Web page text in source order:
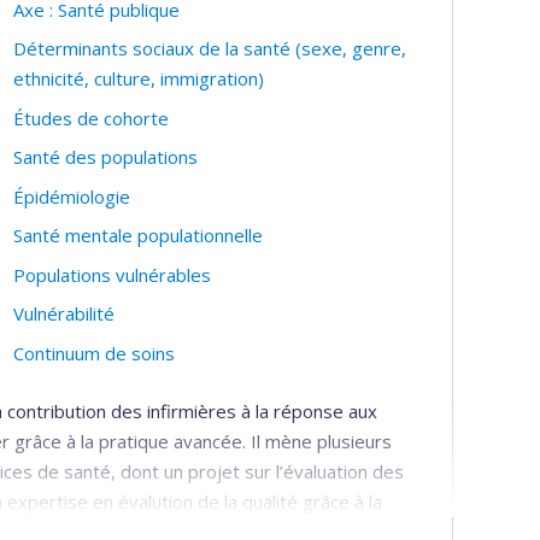
Mes projets visent ainsi à identifier les
expérience de proche aidance, allant de la
de services de soutien adaptés à
de fin de vie soutient que chaque Québécois et
le milieu dans lequel il se trouve. Néanmoins, le
à ces soins diffère selon l’âge, le sexe, la région
ailleurs, l’augmentation importante des
à l’accès à l’ensemble des SPFV. La
organisationnelles et cliniques modifiant
RPA, etc.). Mes projets visent ainsi à évaluer
sur le vécu de la fin de vie.
Axe : Santé publique
Déterminants sociaux de la santé (sexe, genre,
ethnicité, culture, immigration)
Études de cohorte
Santé des populations
Épidémiologie
Santé mentale populationnelle
Populations vulnérables
Vulnérabilité
Continuum de soins
des infirmières à la réponse aux
à la pratique avancée. Il mène plusieurs
de santé, dont un projet sur l’évaluation des
en évalution de la qualité grâce à la
Il s'intéresse également aux